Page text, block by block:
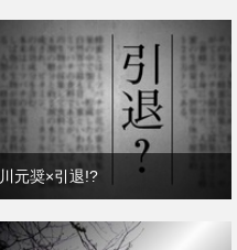
川元奨×引退!?